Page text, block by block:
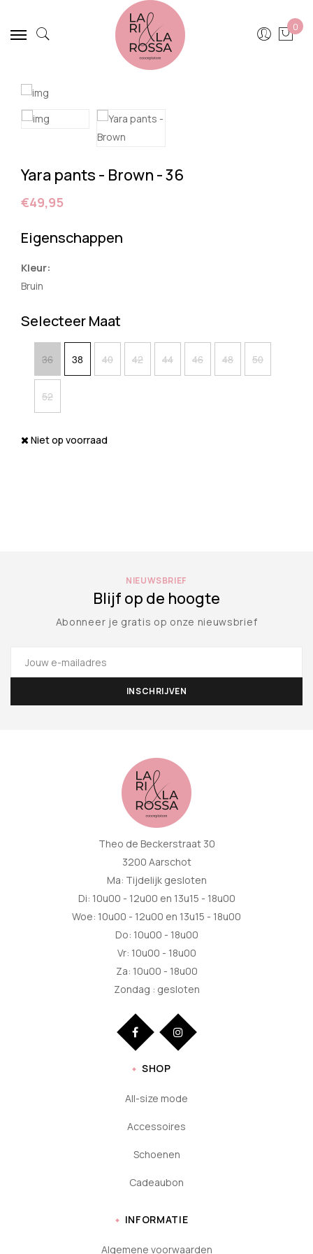
0
Yara pants - Brown - 36
€49,95
Eigenschappen
Kleur:
Bruin
Selecteer Maat
36 38 40 42 44 46 48 50
52
Niet op voorraad
NIEUWSBRIEF
Blijf op de hoogte
Abonneer je gratis op onze nieuwsbrief
Theo de Beckerstraat 30
3200 Aarschot
Ma: Tijdelijk gesloten
Di: 10u00 - 12u00 en 13u15 - 18u00
Woe: 10u00 - 12u00 en 13u15 - 18u00
Do: 10u00 - 18u00
Vr: 10u00 - 18u00
Za: 10u00 - 18u00
Zondag : gesloten
SHOP
All-size mode
Accessoires
Schoenen
Cadeaubon
INFORMATIE
Algemene voorwaarden